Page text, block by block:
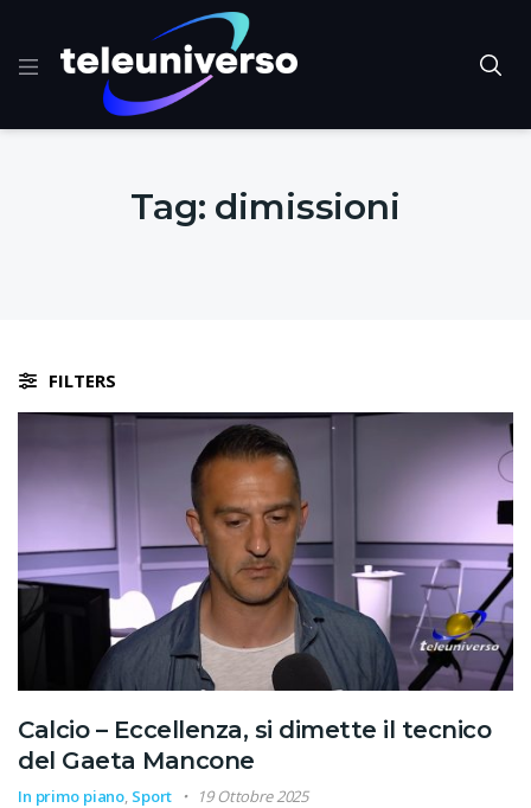
Tag: dimissioni
FILTERS
Calcio – Eccellenza, si dimette il tecnico
del Gaeta Mancone
In primo piano, Sport 19 Ottobre 2025